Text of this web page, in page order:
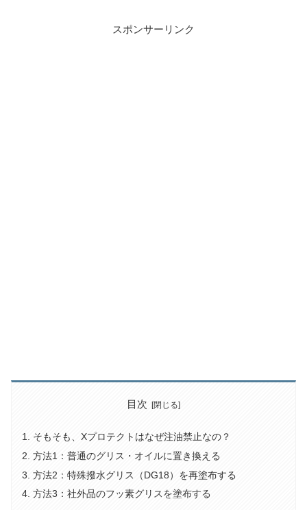
スポンサーリンク
目次
そもそも、Xプロテクトはなぜ注油禁止なの？
方法1：普通のグリス・オイルに置き換える
方法2：特殊撥水グリス（DG18）を再塗布する
方法3：社外品のフッ素グリスを塗布する